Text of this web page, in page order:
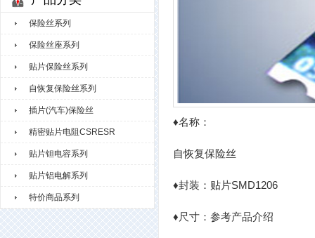
保险丝系列
保险丝座系列
贴片保险丝系列
自恢复保险丝系列
插片(汽车)保险丝
精密贴片电阻CSRESR
贴片钽电容系列
贴片铝电解系列
特价商品系列
♦名称：
自恢复保险丝
♦封装：贴片SMD1206
♦尺寸：参考产品介绍